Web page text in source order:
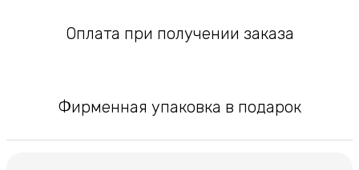
Оплата при получении заказа
Фирменная упаковка в подарок